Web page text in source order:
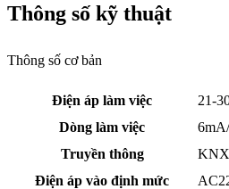
Thông số kỹ thuật
Thông số cơ bản
Điện áp làm việc
21-
Dòng làm việc
Truyền thông
KNX
Điện áp vào định mức